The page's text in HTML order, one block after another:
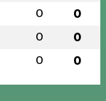
0 0
0 0
0 0